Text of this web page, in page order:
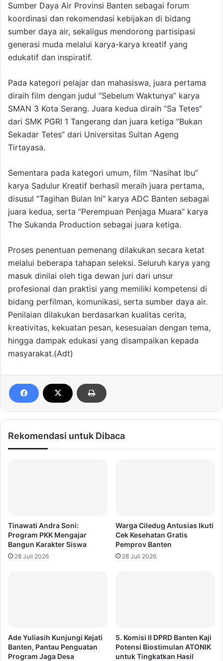
Sumber Daya Air Provinsi Banten sebagai forum
koordinasi dan rekomendasi kebijakan di bidang
sumber daya air, sekaligus mendorong partisipasi
generasi muda melalui karya-karya kreatif yang
edukatif dan inspiratif.
Pada kategori pelajar dan mahasiswa, juara pertama
diraih film dengan judul “Sebelum Waktunya” karya
SMAN 3 Kota Serang. Juara kedua diraih “Sa Tetes”
dari SMK PGRI 1 Tangerang dan juara ketiga “Bukan
Sekadar Tetes” dari Universitas Sultan Ageng
Tirtayasa.
Sementara pada kategori umum, film “Nasihat Ibu”
karya Sadulur Kreatif berhasil meraih juara pertama,
disusul “Tagihan Bulan Ini” karya ADC Banten sebagai
juara kedua, serta “Perempuan Penjaga Muara” karya
The Sukanda Production sebagai juara ketiga.
Proses penentuan pemenang dilakukan secara ketat
melalui beberapa tahapan seleksi. Seluruh karya yang
masuk dinilai oleh tiga dewan juri dari unsur
profesional dan praktisi yang memiliki kompetensi di
bidang perfilman, komunikasi, serta sumber daya air.
Penilaian dilakukan berdasarkan kualitas cerita,
kreativitas, kekuatan pesan, kesesuaian dengan tema,
hingga dampak edukasi yang disampaikan kepada
masyarakat.(Adt)
Rekomendasi untuk Dibaca
Tinawati Andra Soni:
Program PKK Mengajar
Bangun Karakter Siswa
28 Juli 2026
Warga Ciledug Antusias Ikuti
Cek Kesehatan Gratis
Pemprov Banten
28 Juli 2026
Ade Yuliasih Kunjungi Kejati
Banten, Pantau Penguatan
Program Jaga Desa
5. Komisi II DPRD Banten Kaji
Potensi Biostimulan ATONIK
untuk Tingkatkan Hasil